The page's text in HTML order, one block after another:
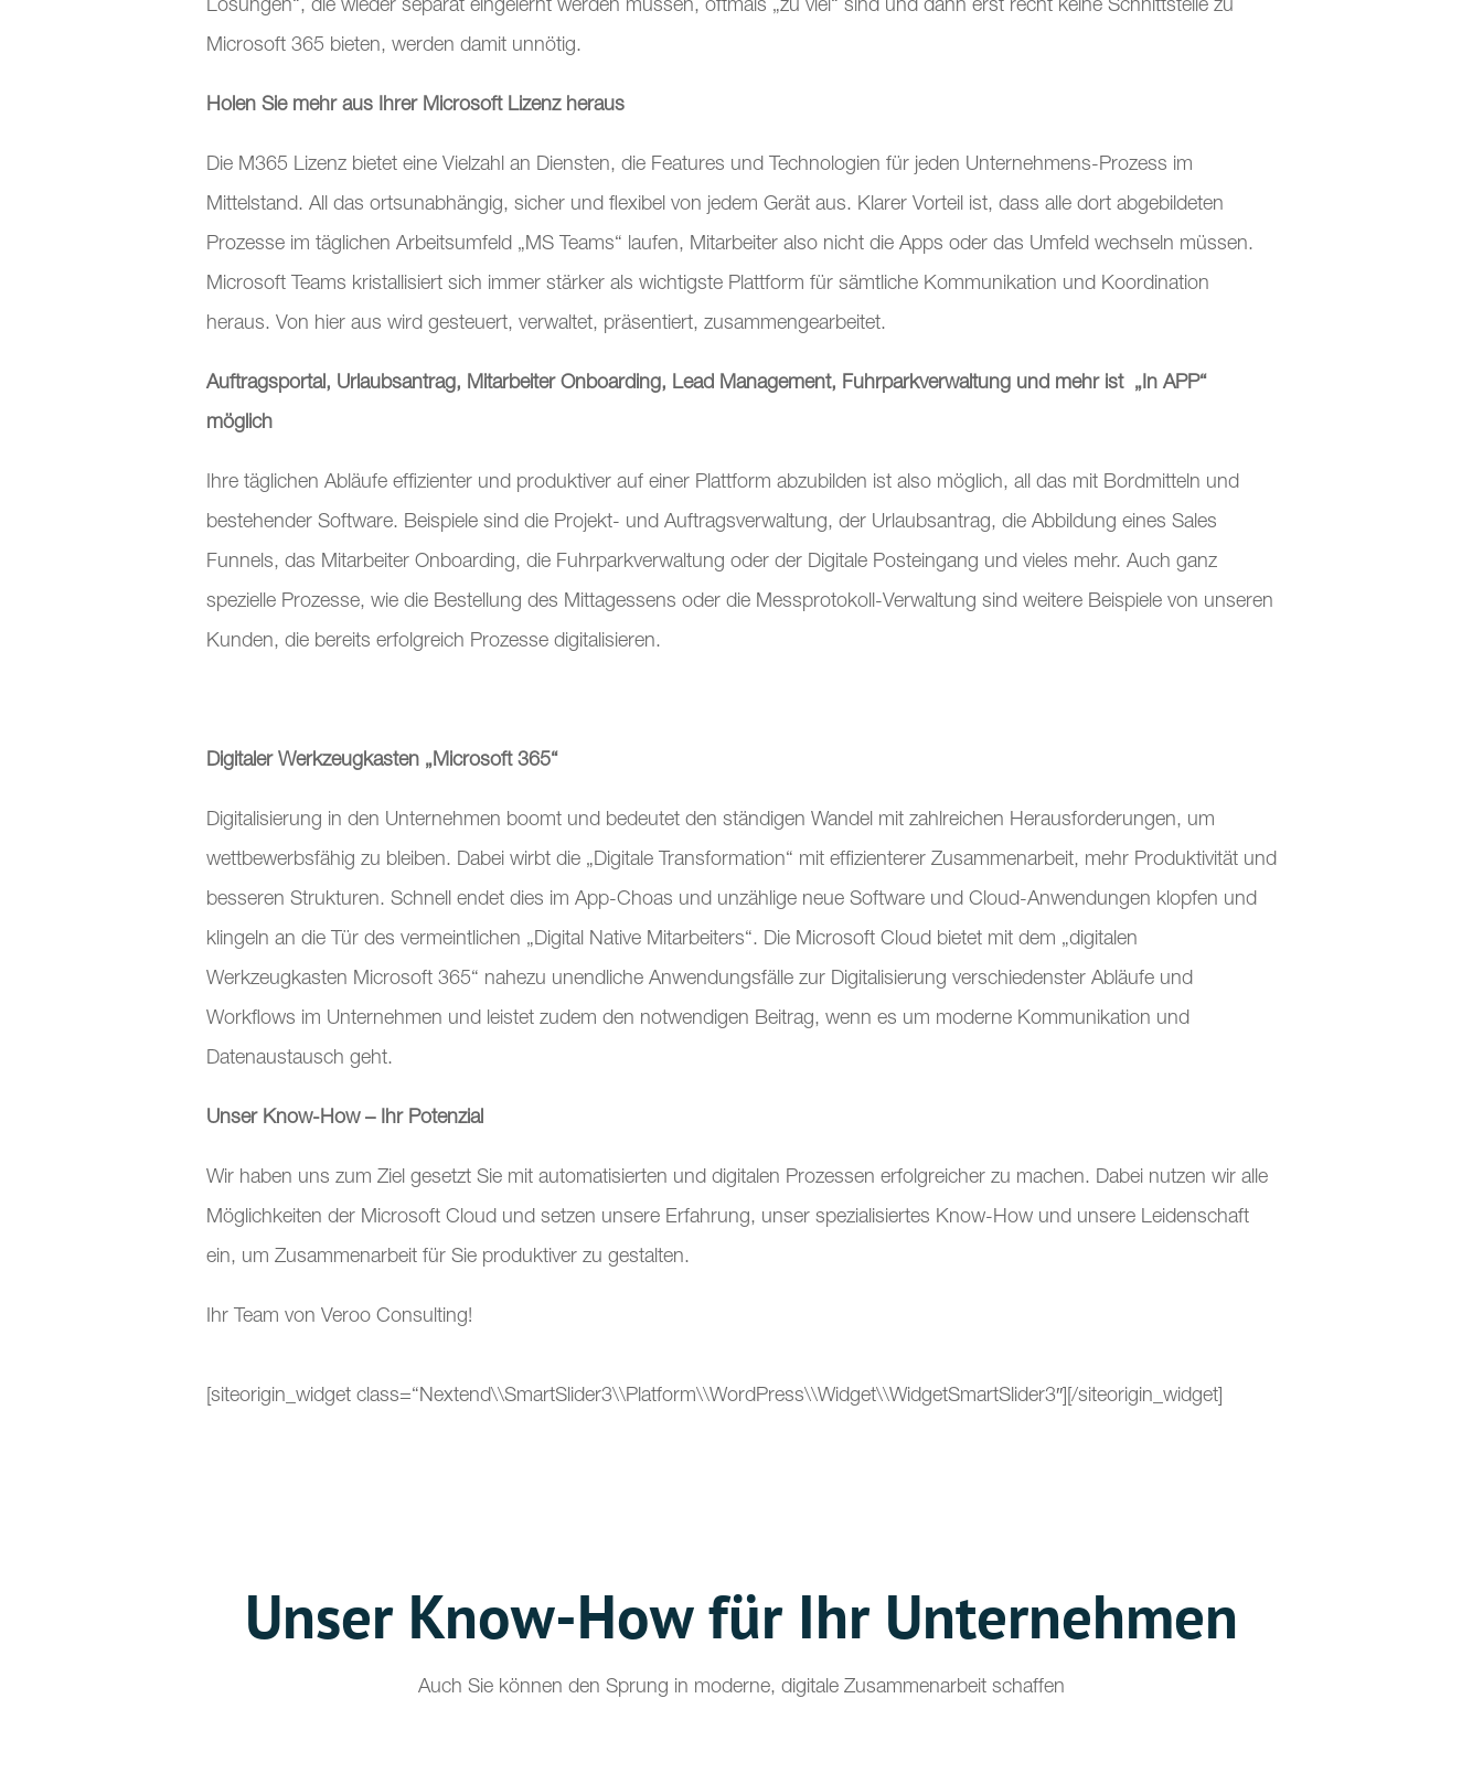
Lösungen“, die wieder separat eingelernt werden müssen, oftmals „zu viel“ sind und dann erst recht keine Schnittstelle zu
Microsoft 365 bieten, werden damit unnötig.
Holen Sie mehr aus Ihrer Microsoft Lizenz heraus
Die M365 Lizenz bietet eine Vielzahl an Diensten, die Features und Technologien für jeden Unternehmens-Prozess im
Mittelstand. All das ortsunabhängig, sicher und flexibel von jedem Gerät aus. Klarer Vorteil ist, dass alle dort abgebildeten
Prozesse im täglichen Arbeitsumfeld „MS Teams“ laufen, Mitarbeiter also nicht die Apps oder das Umfeld wechseln müssen.
Microsoft Teams kristallisiert sich immer stärker als wichtigste Plattform für sämtliche Kommunikation und Koordination
heraus. Von hier aus wird gesteuert, verwaltet, präsentiert, zusammengearbeitet.
Auftragsportal, Urlaubsantrag, Mitarbeiter Onboarding, Lead Management, Fuhrparkverwaltung und mehr ist „In APP“
möglich
Ihre täglichen Abläufe effizienter und produktiver auf einer Plattform abzubilden ist also möglich, all das mit Bordmitteln und
bestehender Software. Beispiele sind die Projekt- und Auftragsverwaltung, der Urlaubsantrag, die Abbildung eines Sales
Funnels, das Mitarbeiter Onboarding, die Fuhrparkverwaltung oder der Digitale Posteingang und vieles mehr. Auch ganz
spezielle Prozesse, wie die Bestellung des Mittagessens oder die Messprotokoll-Verwaltung sind weitere Beispiele von unseren
Kunden, die bereits erfolgreich Prozesse digitalisieren.
Digitaler Werkzeugkasten „Microsoft 365“
Digitalisierung in den Unternehmen boomt und bedeutet den ständigen Wandel mit zahlreichen Herausforderungen, um
wettbewerbsfähig zu bleiben. Dabei wirbt die „Digitale Transformation“ mit effizienterer Zusammenarbeit, mehr Produktivität und
besseren Strukturen. Schnell endet dies im App-Choas und unzählige neue Software und Cloud-Anwendungen klopfen und
klingeln an die Tür des vermeintlichen „Digital Native Mitarbeiters“. Die Microsoft Cloud bietet mit dem „digitalen
Werkzeugkasten Microsoft 365“ nahezu unendliche Anwendungsfälle zur Digitalisierung verschiedenster Abläufe und
Workflows im Unternehmen und leistet zudem den notwendigen Beitrag, wenn es um moderne Kommunikation und
Datenaustausch geht.
Unser Know-How – Ihr Potenzial
Wir haben uns zum Ziel gesetzt Sie mit automatisierten und digitalen Prozessen erfolgreicher zu machen. Dabei nutzen wir alle
Möglichkeiten der Microsoft Cloud und setzen unsere Erfahrung, unser spezialisiertes Know-How und unsere Leidenschaft
ein, um Zusammenarbeit für Sie produktiver zu gestalten.
Ihr Team von Veroo Consulting!
[siteorigin_widget class=“Nextend\\SmartSlider3\\Platform\\WordPress\\Widget\\WidgetSmartSlider3″] [/siteorigin_widget]
Unser Know-How für Ihr Unternehmen
Auch Sie können den Sprung in moderne, digitale Zusammenarbeit schaffen